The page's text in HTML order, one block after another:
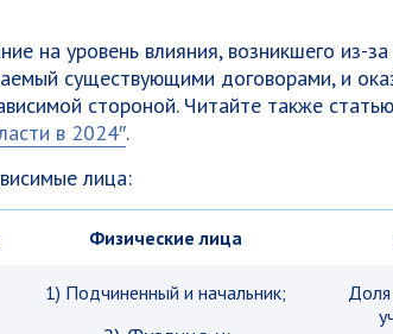
на уровень влияния, возникшего из-
существующими договорами, и
стороной. Читайте также
в 2024″.
лица:
Физические лица
1) Подчиненный и начальник;
Доля